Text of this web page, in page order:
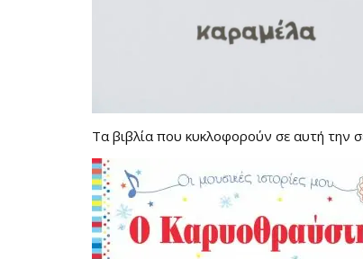
Τα βιβλία που κυκλοφορούν σε αυτή την